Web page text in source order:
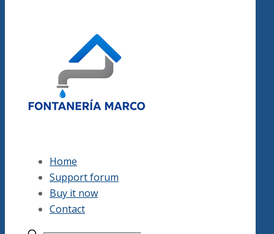
Home
Support forum
Buy it now
Contact